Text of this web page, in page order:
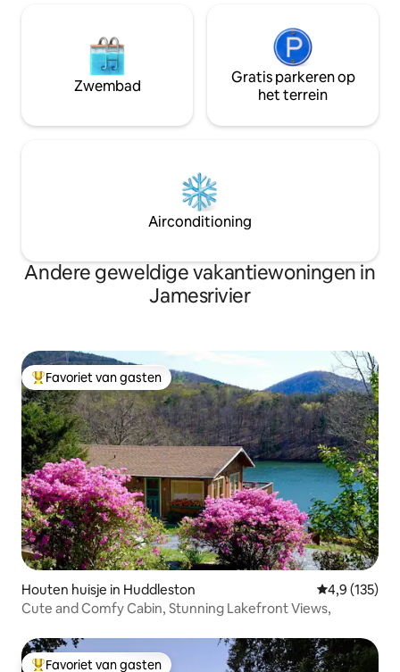
Zwembad
Gratis parkeren op
het terrein
Airconditioning
Andere geweldige vakantiewoningen in
Jamesrivier
Topfavoriet van gasten
Favoriet van gasten
Houten huisje in Huddleston Gemiddelde
4,9 (135)
Cute and Comfy Cabin, Stunning Lakefront Views,
Favoriet van gasten